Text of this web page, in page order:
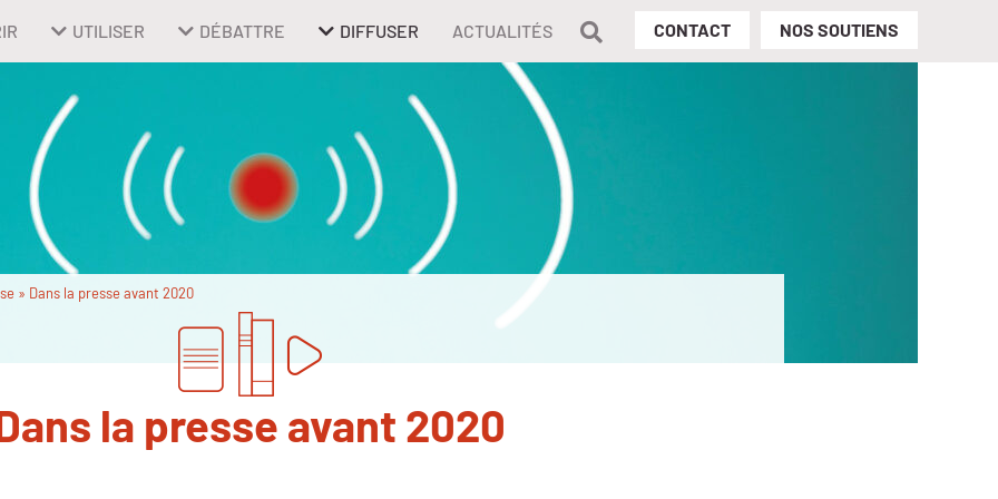
UTILISER DÉBATTRE DIFFUSER ACTUALITÉS CONTACT NOS SOUTIENS
Rechercher
» Dans la presse avant 2020
la presse avant 2020